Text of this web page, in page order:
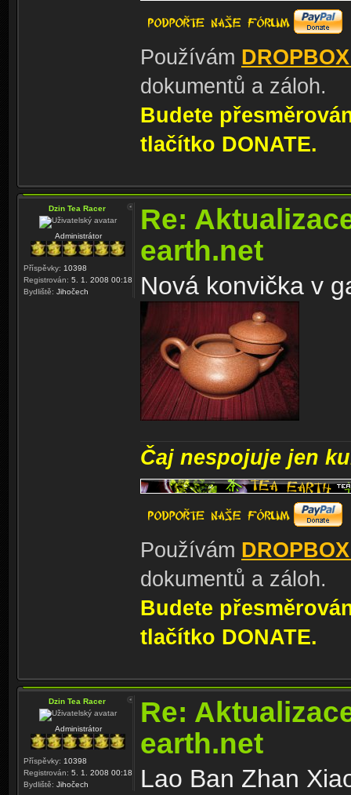
Používám
dokumentů a záloh.
Budete
tlačítko DONATE.
Dzin Tea Racer
Administrátor
Příspěvky: 10398
Registrován: 5. 1. 2008 00:18
Bydliště: Jihočech
Re:
earth.net
Nová konvička v
Čaj nespojuje jen
Používám
dokumentů a záloh.
Budete
tlačítko DONATE.
Dzin Tea Racer
Administrátor
Příspěvky: 10398
Registrován: 5. 1. 2008 00:18
Bydliště: Jihočech
Re:
earth.net
Lao Ban Zhan